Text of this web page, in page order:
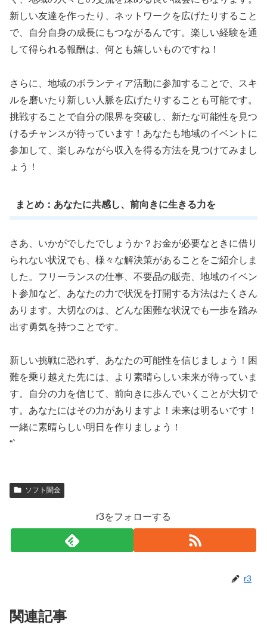
新しい友達を作ったり、ネットワークを広げたりすること
で、自分自身の成長にもつながるんです。楽しい経験を通
して得られる報酬は、何とも嬉しいものですね！
さらに、地域のボランティア活動に参加することで、スキ
ルを磨いたり新しい人脈を広げたりすることも可能です。
挑戦することで自分の限界を突破し、新たな可能性を見つ
けるチャンスが待っています！あなたも地域のイベントに
参加して、楽しみながら収入を得る方法を見つけてみまし
ょう！
まとめ：あなたに共感し、前向きに生きる力を
さあ、いかがでしたでしょうか？お金が必要なときに借り
られない状況でも、様々な解決策があることをご紹介しま
した。フリーランスの仕事、不要品の販売、地域のイベン
ト参加など、あなたの力で状況を打開する方法はたくさん
あります。大切なのは、どんな困難な状況でも一歩を踏み
出す勇気を持つことです。
新しい挑戦に恐れず、あなたの可能性を信じましょう！困
難を乗り越えた先には、より素晴らしい未来が待っていま
す。自分の力を信じて、前向きに歩んでいくことが大切で
す。あなたにはその力がありますよ！未来は明るいです！
一緒に素晴らしい明日を作りましょう！
“`
ソフト闇金
r3をフォローする
r3
関連記事